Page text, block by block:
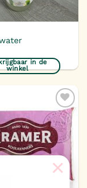
×
in de
winkel
Toevoegen
aan
verlanglijst